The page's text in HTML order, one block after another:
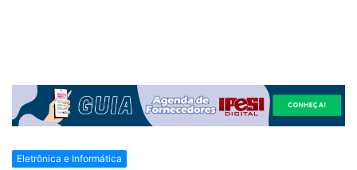
Eletrônica e Informática